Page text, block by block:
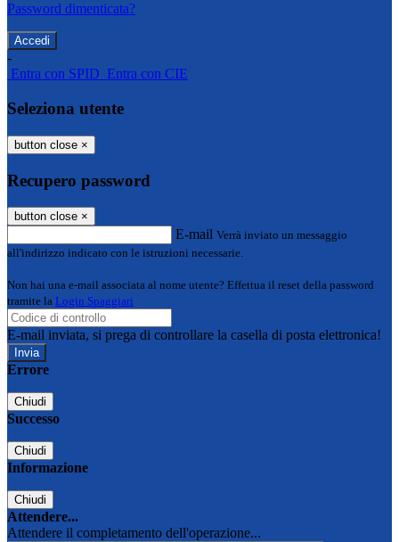
Password dimenticata?
-
Entra con SPID Entra con CIE
Seleziona utente
button close ×
Recupero password
button close ×
E-mail Verrà inviato un messaggio
all'indirizzo indicato con le istruzioni necessarie.
Non hai una e-mail associata al nome utente? Effettua il reset della password
tramite la Login Spaggiari
E-mail inviata, si prega di controllare la casella di posta elettronica!
Errore
Chiudi
Successo
Chiudi
Informazione
Chiudi
Attendere...
Attendere il completamento dell'operazione...